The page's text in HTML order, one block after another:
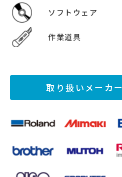
ソフトウェア
作業道具
取り扱いメーカー